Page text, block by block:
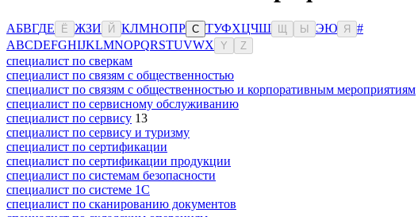
АБВГДЕ Ё ЖЗИ Й КЛМНОПР С ТУФХЦЧШ Ы ЭЮ Я
#
ABCDEFGHIJKLMNOPQRSTUVWX Y Z
специалист по сверкам
специалист по связям с общественностью
специалист по связям с общественностью и корпоративным мероприятиям
специалист по сервисному обслуживанию
специалист по сервису 13
специалист по сервису и туризму
специалист по сертификации
специалист по сертификации продукции
специалист по системам безопасности
специалист по системе 1С
специалист по сканированию документов